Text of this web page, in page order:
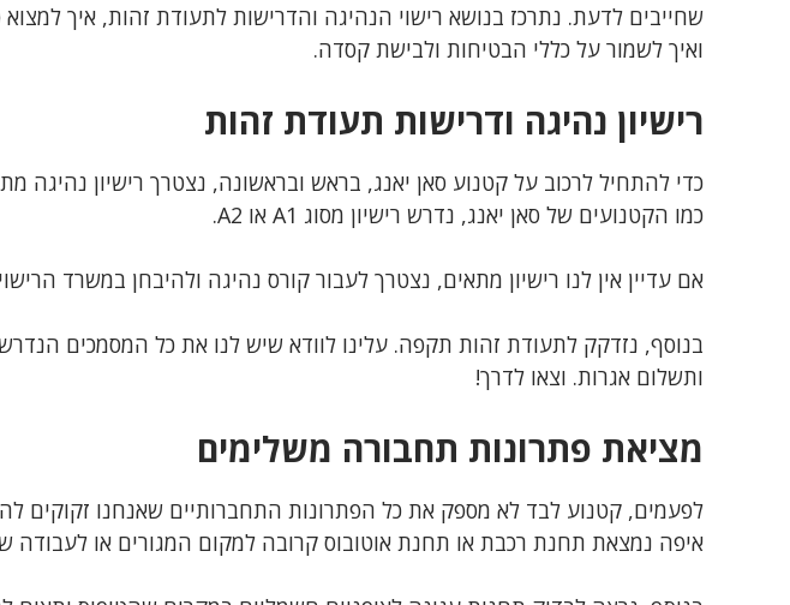
שחייבים לדעת. נתרכז בנושא רישוי הנהיגה והדרישות לתעודת זהות, איך
ואיך לשמור על כללי הבטיחות ולבישת קסדה.
רישיון נהיגה ודרישות תעודת זהות
כדי להתחיל לרכוב על קטנוע סאן יאנג, בראש ובראשונה, נצטרך רישיון נהיגה
כמו הקטנועים של סאן יאנג, נדרש רישיון מסוג A1 או A2.
אם עדיין אין לנו רישיון מתאים, נצטרך לעבור קורס נהיגה ולהיבחן במשרד
בנוסף, נזדקק לתעודת זהות תקפה. עלינו לוודא שיש לנו את כל המסמכים
ותשלום אגרות. וצאו לדרך!
מציאת פתרונות תחבורה משלימים
לפעמים, קטנוע לבד לא מספק את כל הפתרונות התחברותיים שאנחנו זקוקים
איפה נמצאת תחנת רכבת או תחנת אוטובוס קרובה למקום המגורים או לעבודה